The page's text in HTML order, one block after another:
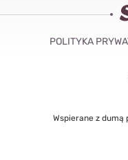
POLITYKA
Wspierane z dumą